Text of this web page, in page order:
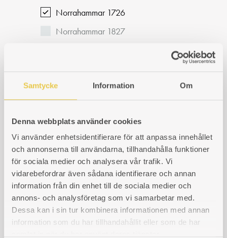
Samtycke Information Om
Denna webbplats använder cookies
Vi använder enhetsidentifierare för att anpassa innehållet
och annonserna till användarna, tillhandahålla funktioner
för sociala medier och analysera vår trafik. Vi
vidarebefordrar även sådana identifierare och annan
information från din enhet till de sociala medier och
annons- och analysföretag som vi samarbetar med.
Dessa kan i sin tur kombinera informationen med annan
information som du har tillhandahållit eller som de har
Norrahammar 1726
Norrahammar 1827
Ankarsrum
Skoglund Olsson
Ebe-Verken
Norrhult
Skillingaryd
Thermia
Vermont Castings